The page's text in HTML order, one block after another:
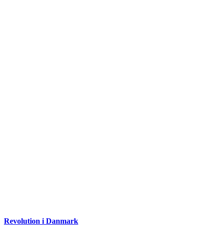
Revolution i Danmark